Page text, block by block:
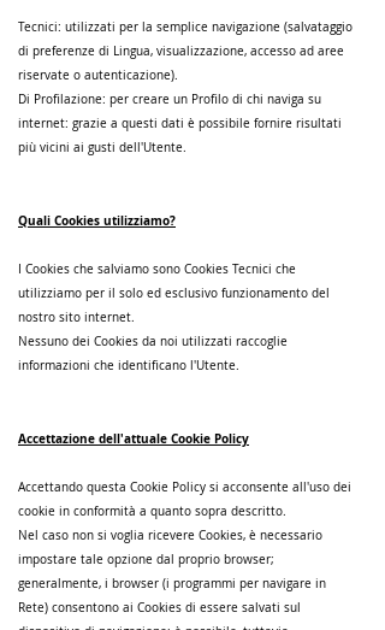
Tecnici: utilizzati per la semplice navigazione (salvataggio
di preferenze di Lingua, visualizzazione, accesso ad aree
riservate o autenticazione).
Di Profilazione: per creare un Profilo di chi naviga su
internet: grazie a questi dati è possibile fornire risultati
più vicini ai gusti dell'Utente.
Quali Cookies utilizziamo?
I Cookies che salviamo sono Cookies Tecnici che
utilizziamo per il solo ed esclusivo funzionamento del
nostro sito internet.
Nessuno dei Cookies da noi utilizzati raccoglie
informazioni che identificano l'Utente.
Accettazione dell'attuale Cookie Policy
Accettando questa Cookie Policy si acconsente all'uso dei
cookie in conformità a quanto sopra descritto.
Nel caso non si voglia ricevere Cookies, è necessario
impostare tale opzione dal proprio browser;
generalmente, i browser (i programmi per navigare in
Rete) consentono ai Cookies di essere salvati sul